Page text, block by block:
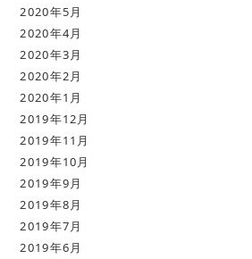
2020年5月
2020年4月
2020年3月
2020年2月
2020年1月
2019年12月
2019年11月
2019年10月
2019年9月
2019年8月
2019年7月
2019年6月